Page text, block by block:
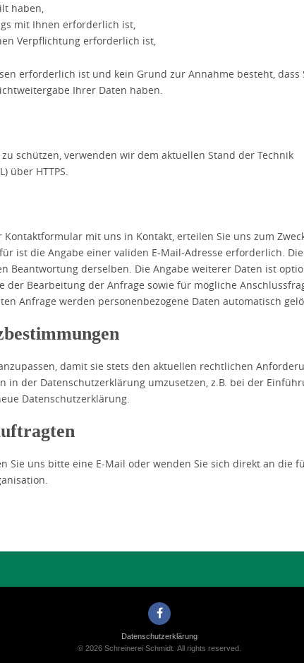
haben,
mit Ihnen erforderlich ist,
Verpflichtung erforderlich ist,
erforderlich ist und kein Grund zur Annahme besteht, dass
Ihrer Daten haben.
schützen, verwenden wir dem aktuellen Stand der Technik
über HTTPS.
mit uns in Kontakt, erteilen Sie uns zum
ist die Angabe einer validen E-Mail-Adresse erforderlich.
Beantwortung derselben. Die Angabe weiterer Daten ist
der Bearbeitung der Anfrage sowie für mögliche
Anfrage werden personenbezogene Daten automatisch
damit sie stets den aktuellen rechtlichen
der Datenschutzerklärung umzusetzen, z.B. bei der
Datenschutzerklärung.
Sie uns bitte eine E-Mail oder wenden Sie sich direkt an die
Datenschutzerklärung
© 2026 Schreinerei Schmidt. All rights reserved.